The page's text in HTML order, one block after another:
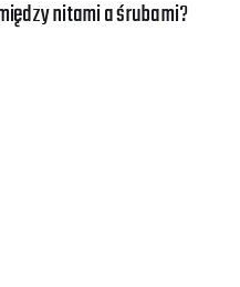
nitami a śrubami?